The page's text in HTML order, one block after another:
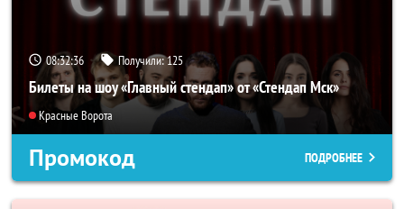
08:32:35 Получили:125
Билеты на шоу «Главный стендап» от «Стендап Мск»
Красные Ворота
Промокод ПОДРОБНЕЕ